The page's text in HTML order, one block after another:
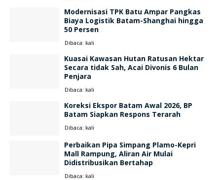
Modernisasi TPK Batu Ampar Pangkas
Biaya Logistik Batam-Shanghai hingga
50 Persen
Dibaca: kali
Kuasai Kawasan Hutan Ratusan Hektar
Secara tidak Sah, Acai Divonis 6 Bulan
Penjara
Dibaca: kali
Koreksi Ekspor Batam Awal 2026, BP
Batam Siapkan Respons Terarah
Dibaca: kali
Perbaikan Pipa Simpang Plamo-Kepri
Mall Rampung, Aliran Air Mulai
Didistribusikan Bertahap
Dibaca: kali